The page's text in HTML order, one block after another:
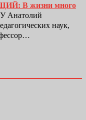
В жизни много
Анатолий
наук,